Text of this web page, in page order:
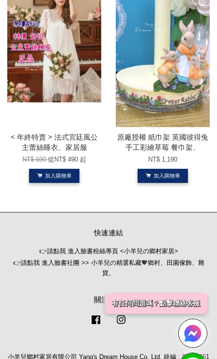
< 年終特賣 > 法式宮廷風公
主蕾絲睡衣、家居服
NT$ 690從NT$ 490 起
加入購物車
原廠授權 紙巾架 英國彼得兔
手工彩繪草莓 餐巾架、
NT$ 1,190
加入購物車
快速連結
👉請點我 進入臉書粉絲專頁 <小羊兒の鄉村家居>
👉請點我 進入臉書社團 >> 小羊兒の精選私藏💖鄉村、田園傢飾、雜
貨。
關注我們
FacebookInstagram
小羊兒鄉村家居有限公司 Yang's Dream House Co. Ltd. 統編 : 90406261